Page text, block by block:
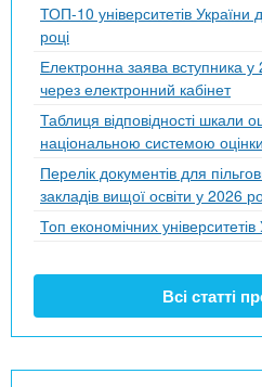
ТОП-10 університетів України
році
Електронна заява вступника у
через електронний кабінет
Таблиця відповідності шкали
національною системою оцінки
Перелік документів для
закладів вищої освіти у 2026
Топ економічних
Всі статті